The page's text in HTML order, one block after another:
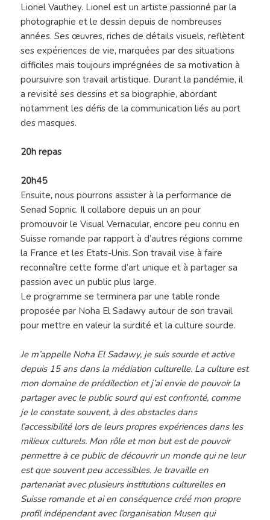
Lionel Vauthey. Lionel est un artiste passionné par la
photographie et le dessin depuis de nombreuses
années. Ses œuvres, riches de détails visuels, reflètent
ses expériences de vie, marquées par des situations
difficiles mais toujours imprégnées de sa motivation à
poursuivre son travail artistique. Durant la pandémie, il
a revisité ses dessins et sa biographie, abordant
notamment les défis de la communication liés au port
des masques.
20h repas
20h45
Ensuite, nous pourrons assister à la performance de
Senad Sopnic. Il collabore depuis un an pour
promouvoir le Visual Vernacular, encore peu connu en
Suisse romande par rapport à d’autres régions comme
la France et les Etats-Unis. Son travail vise à faire
reconnaître cette forme d’art unique et à partager sa
passion avec un public plus large.
Le programme se terminera par une table ronde
proposée par Noha El Sadawy autour de son travail
pour mettre en valeur la surdité et la culture sourde.
Je m’appelle Noha El Sadawy, je suis sourde et active
depuis 15 ans dans la médiation culturelle. La culture est
mon domaine de prédilection et j’ai envie de pouvoir la
partager avec le public sourd qui est confronté, comme
je le constate souvent, à des obstacles dans
l’accessibilité lors de leurs propres expériences dans les
milieux culturels. Mon rôle et mon but est de pouvoir
permettre à ce public de découvrir un monde qui ne leur
est que souvent peu accessibles. Je travaille en
partenariat avec plusieurs institutions culturelles en
Suisse romande et ai en conséquence créé mon propre
profil indépendant avec l’organisation Musen qui